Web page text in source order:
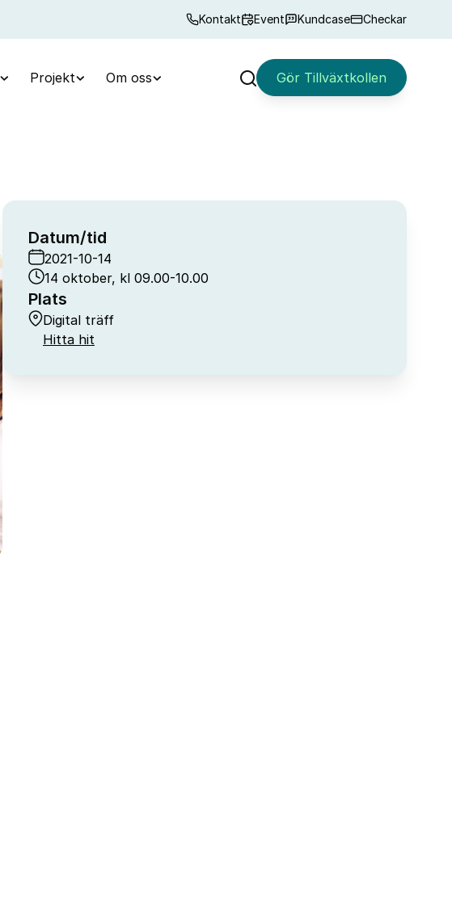
Kontakt Event Kundcase Checkar
Projekt Om oss Sök Gör Tillväxtkollen
Datum/tid
2021-10-14
14 oktober, kl 09.00-10.00
Plats
Digital träff
Hitta hit